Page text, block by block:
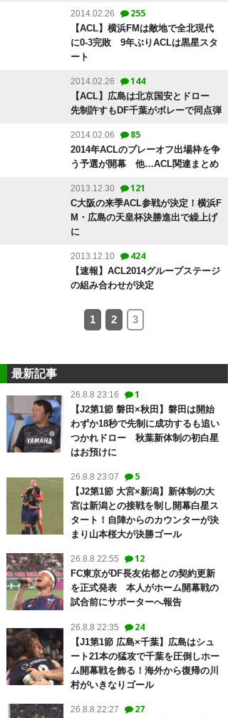
2014.02.26 255
【ACL】横浜FMは敵地で全北現代
に0-3完敗 9年ぶりACLは黒星スタ
ート
2014.02.26 144
【ACL】広島は北京国安とドロー
先制許すもDF千葉がボレーで同点弾
2014.02.06 85
2014年ACLのプレーオフ出場枠を争
う予選が開幕 他…ACL関連まとめ
2013.12.30 121
C大阪の来季ACL参戦が決定！横浜F
M・広島の天皇杯決勝進出で繰上げ
に
2013.12.10 424
【速報】ACL2014グループステージ
の組み合わせが決定
1 2 3
最新記事
26.8.8 23:16 1
【J2第1節 磐田×秋田】磐田は開始
わずか18秒で先制に成功するも追い
つかれドロー 秋葉新体制の初白星
はお預けに
26.8.8 23:07 5
【J2第1節 大宮×新潟】新体制の大
宮は新潟との接戦を制し開幕白星ス
タート！自陣からのカウンターが決
まり山本桜大が決勝ゴール
26.8.8 22:55 12
FC東京がDF長友佑都との契約更新
を正式発表 本人がホーム開幕戦の
試合前にサポーターへ報告
26.8.8 22:35 24
【J1第1節 広島×千葉】広島はシュ
ート21本の猛攻で千葉を圧倒しホー
ム開幕戦を飾る！海外から復帰の川
村がいきなりゴール
26.8.8 22:27 27